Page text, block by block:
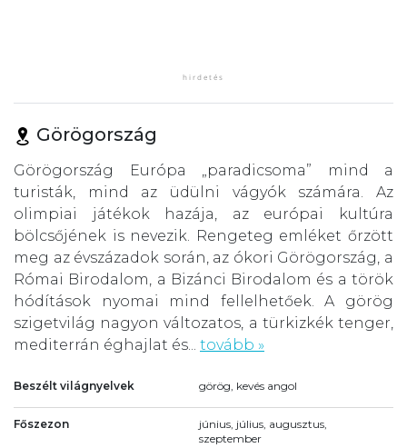
Görögország
Görögország Európa „paradicsoma” mind a
turisták, mind az üdülni vágyók számára. Az
olimpiai játékok hazája, az európai kultúra
bölcsőjének is nevezik. Rengeteg emléket őrzött
meg az évszázadok során, az ókori Görögország, a
Római Birodalom, a Bizánci Birodalom és a török
hódítások nyomai mind fellelhetőek. A görög
szigetvilág nagyon változatos, a türkizkék tenger,
mediterrán éghajlat és... tovább »
Beszélt világnyelvek görög, kevés angol
Főszezon
június, július, augusztus,
szeptember